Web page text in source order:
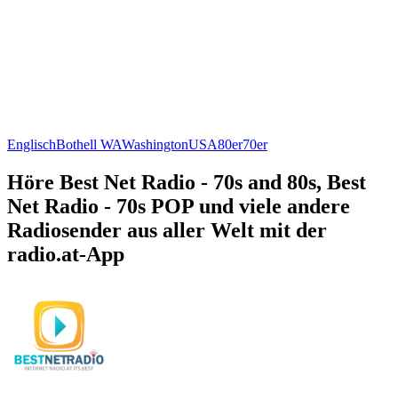
EnglischBothell WAWashingtonUSA80er70er
Höre Best Net Radio - 70s and 80s, Best
Net Radio - 70s POP und viele andere
Radiosender aus aller Welt mit der
radio.at-App